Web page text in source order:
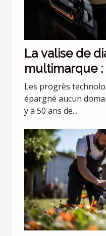
La valise de
multimarque
évolue !
Les progrès
épargné aucun
y a 50 ans de...